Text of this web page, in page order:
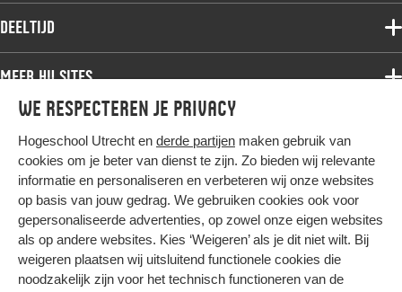
We respecteren je privacy
Hogeschool Utrecht en derde partijen maken gebruik van
cookies om je beter van dienst te zijn. Zo bieden wij relevante
informatie en personaliseren en verbeteren wij onze websites
op basis van jouw gedrag. We gebruiken cookies ook voor
gepersonaliseerde advertenties, op zowel onze eigen websites
als op andere websites. Kies ‘Weigeren’ als je dit niet wilt. Bij
weigeren plaatsen wij uitsluitend functionele cookies die
noodzakelijk zijn voor het technisch functioneren van de
Onderzoek
Werken bij de HU
Contact
Associate degree
Master
Studiekeuze voltijd
Deeltijd
Associate degree
Bachelor
Master
Post-master
Studiekeuze deeltijd
Meer HU sites
HU International
HU Bibliotheek
HU Ontwikkelt
Duurzame HU
Intranet
Trajectum
Hier komt alles samen
Colofon
Privacy